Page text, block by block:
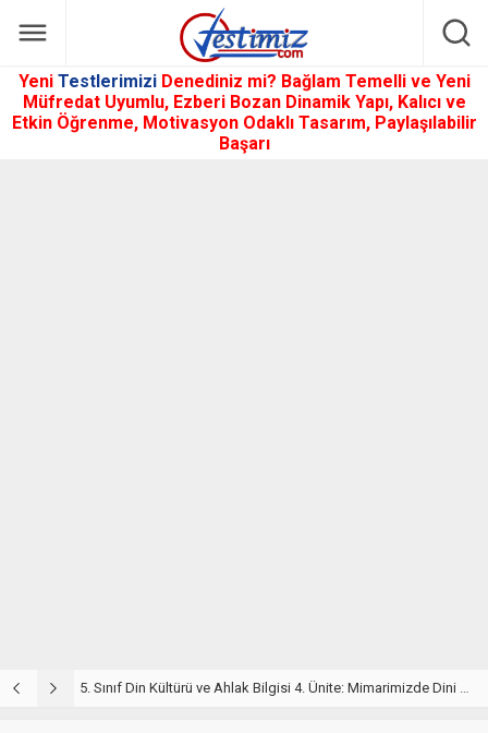
Yeni Testlerimizi Denediniz mi? Bağlam Temelli ve Yeni
Müfredat Uyumlu, Ezberi Bozan Dinamik Yapı, Kalıcı ve
Etkin Öğrenme, Motivasyon Odaklı Tasarım, Paylaşılabilir
Başarı
5. Sınıf Mimarimizde Dini Motifler Ünite Testi – Online Çöz